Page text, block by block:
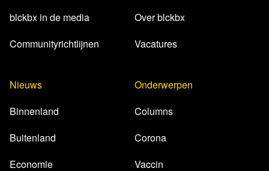
blckbx in de media
Communityrichtlijnen
Over blckbx
Vacatures
Nieuws
Binnenland
Buitenland
Economie
Onderwerpen
Columns
Corona
Vaccin